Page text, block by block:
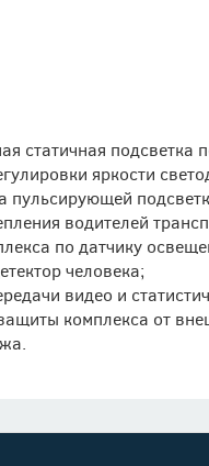
статичная подсветка
яркости
пульсирующей
водителей
по датчику
человека;
видео и
комплекса от